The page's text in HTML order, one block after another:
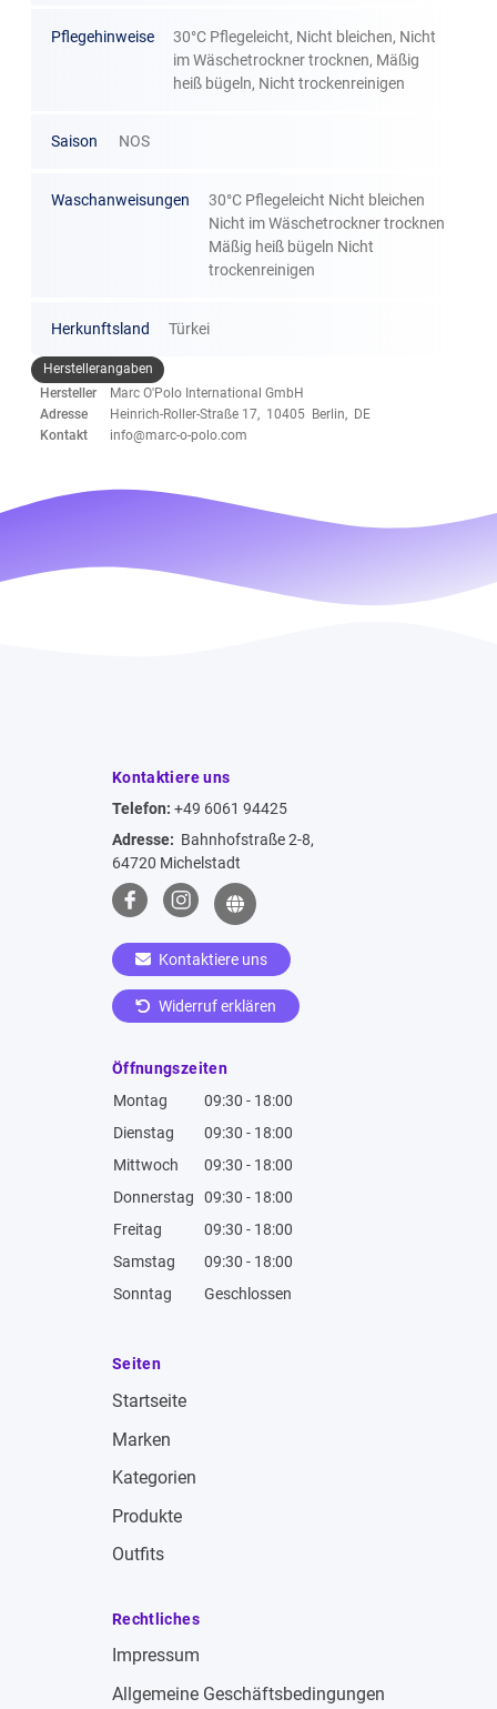
Pflegehinweise
30°C Pflegeleicht, Nicht bleichen, Nicht
im Wäschetrockner trocknen, Mäßig
heiß bügeln, Nicht trockenreinigen
Saison NOS
Waschanweisungen
30°C Pflegeleicht Nicht bleichen
Nicht im Wäschetrockner trocknen
Mäßig heiß bügeln Nicht
trockenreinigen
Herkunftsland Türkei
Herstellerangaben
Hersteller
Marc O'Polo International GmbH
Adresse
Heinrich-Roller-Straße 17, 10405 Berlin, DE
Kontakt
info@marc-o-polo.com
Kontaktiere uns
Telefon: +49 6061 94425
Adresse: Bahnhofstraße 2-8,
64720 Michelstadt
Kontaktiere uns
Widerruf erklären
Öffnungszeiten
Montag
09:30 - 18:00
Dienstag
09:30 - 18:00
Mittwoch
09:30 - 18:00
Donnerstag
09:30 - 18:00
Freitag
09:30 - 18:00
Samstag
09:30 - 18:00
Sonntag
Geschlossen
Seiten
Startseite
Marken
Kategorien
Produkte
Outfits
Rechtliches
Impressum
Allgemeine Geschäftsbedingungen